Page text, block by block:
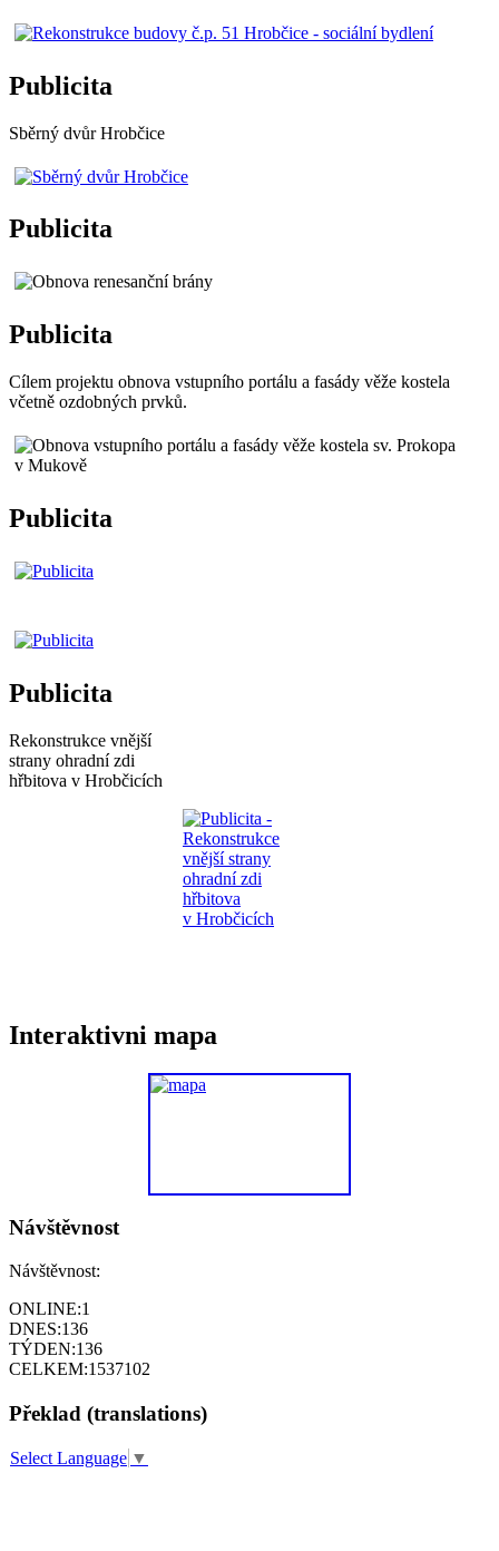
Publicita
Sběrný dvůr Hrobčice
Publicita
Publicita
Cílem projektu obnova vstupního portálu a fasády věže kostela
včetně ozdobných prvků.
Publicita
Publicita
Rekonstrukce vnější
strany ohradní zdi
hřbitova v Hrobčicích
Interaktivni mapa
Návštěvnost
Návštěvnost:
ONLINE:1
DNES:136
TÝDEN:136
CELKEM:1537102
Překlad (translations)
Select Language ▼